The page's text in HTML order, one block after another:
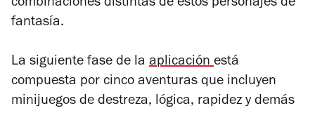
combinaciones distintas de estos personajes de
fantasía.
La siguiente fase de la aplicaciónestá
compuesta por cinco aventuras que incluyen
minijuegos de destreza, lógica, rapidez y demás